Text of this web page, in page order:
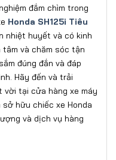
đắm chìm trong
Honda SH125i Tiêu
nhiệt huyết và có kinh
tâm và chăm sóc tận
đúng đắn và đáp
Hãy đến và trải
vời tại cửa hàng xe máy
sở hữu chiếc xe Honda
và dịch vụ hàng